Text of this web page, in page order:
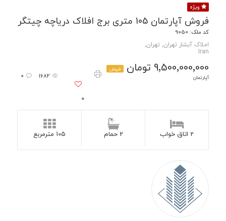
ویژه
فروش آپارتمان 105 متری برج افلاک دریاچه چیتگر
کد ملک: 9050
املاک آبشار تهران, تهران,
Iran
9٬500٬000٬000 تومان
فروش
آپارتمان
1682
0
105 مترمربع